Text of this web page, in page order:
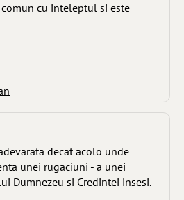
cu inteleptul si este
decat acolo unde
unei rugaciuni - a unei
Dumnezeu si Credintei insesi.